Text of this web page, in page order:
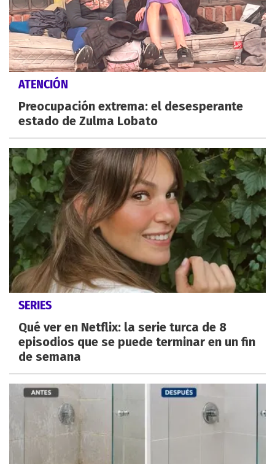
ATENCIÓN
Preocupación extrema: el desesperante
estado de Zulma Lobato
SERIES
Qué ver en Netflix: la serie turca de 8
episodios que se puede terminar en un fin
de semana